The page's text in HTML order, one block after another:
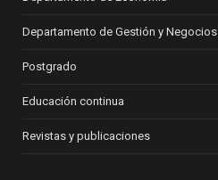
Departamento de Gestión y Negocios
Postgrado
Educación continua
Revistas y publicaciones